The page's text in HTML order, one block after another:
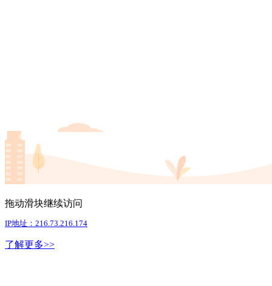
拖动滑块继续访问
IP地址：216.73.216.174
了解更多>>